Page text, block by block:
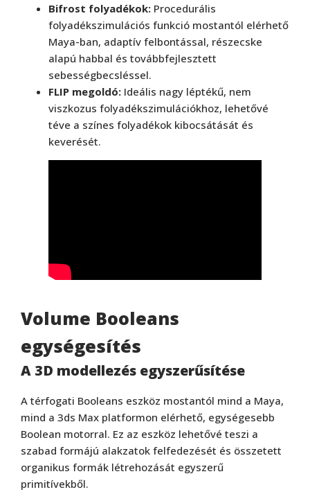
Bifrost folyadékok: Procedurális
folyadékszimulációs funkció mostantól elérhető
Maya-ban, adaptív felbontással, részecske
alapú habbal és továbbfejlesztett
sebességbecsléssel.
FLIP megoldó: Ideális nagy léptékű, nem
viszkozus folyadékszimulációkhoz, lehetővé
téve a színes folyadékok kibocsátását és
keverését.
Volume Booleans
egységesítés
A 3D modellezés egyszerűsítése
A térfogati Booleans eszköz mostantól mind a Maya,
mind a 3ds Max platformon elérhető, egységesebb
Boolean motorral. Ez az eszköz lehetővé teszi a
szabad formájú alakzatok felfedezését és összetett
organikus formák létrehozását egyszerű
primitívekből.